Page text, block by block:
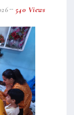
540 Views